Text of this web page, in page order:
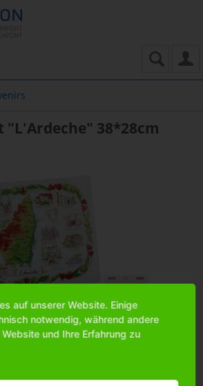
"L'Ardeche" 38*28cm
, um mehr Informationen über das
auf unserer Website. Einige
notwendig, während andere
und Ihre Erfahrung zu